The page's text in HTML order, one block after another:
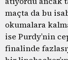
maçta da bu
okumalara
ise Purdy’nin
finalinde